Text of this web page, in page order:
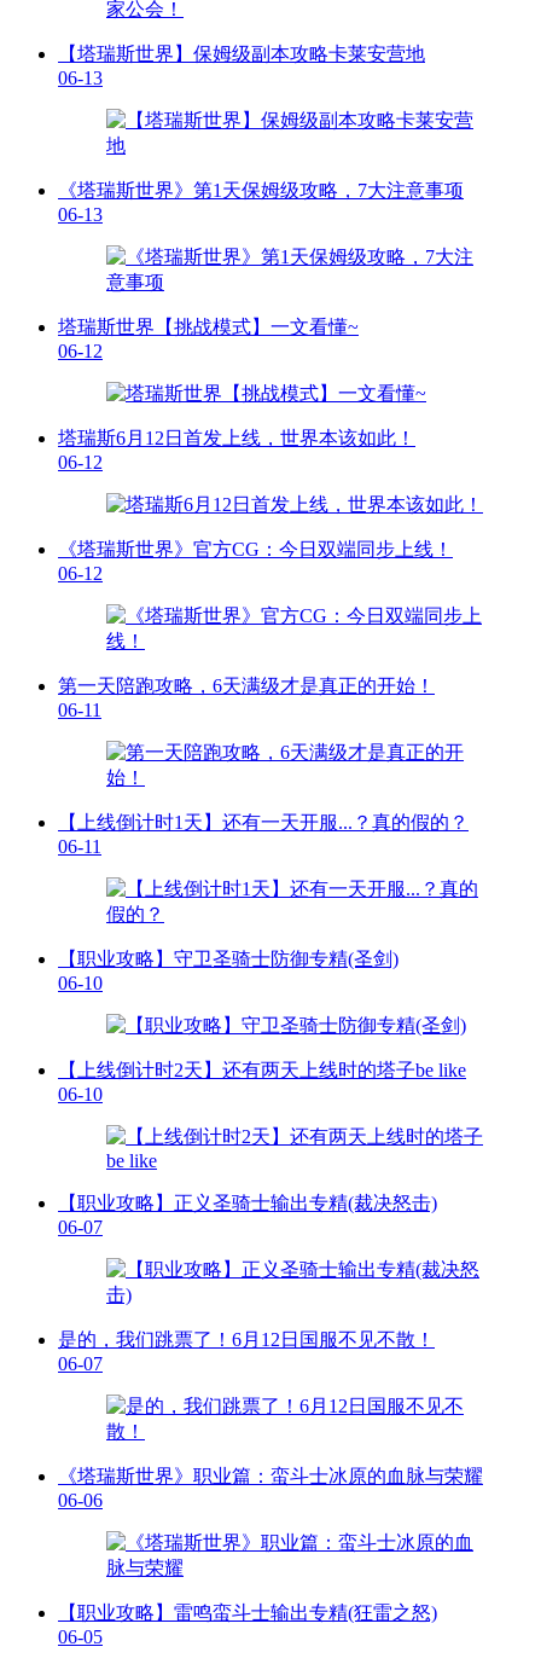
【塔瑞斯世界】保姆级副本攻略卡莱安营地
06-13
《塔瑞斯世界》第1天保姆级攻略，7大注意事项
06-13
塔瑞斯世界【挑战模式】一文看懂~
06-12
塔瑞斯6月12日首发上线，世界本该如此！
06-12
《塔瑞斯世界》官方CG：今日双端同步上线！
06-12
第一天陪跑攻略，6天满级才是真正的开始！
06-11
【上线倒计时1天】还有一天开服...？真的假的？
06-11
【职业攻略】守卫圣骑士防御专精(圣剑)
06-10
【上线倒计时2天】还有两天上线时的塔子be like
06-10
【职业攻略】正义圣骑士输出专精(裁决怒击)
06-07
是的，我们跳票了！6月12日国服不见不散！
06-07
《塔瑞斯世界》职业篇：蛮斗士冰原的血脉与荣耀
06-06
【职业攻略】雷鸣蛮斗士输出专精(狂雷之怒)
06-05